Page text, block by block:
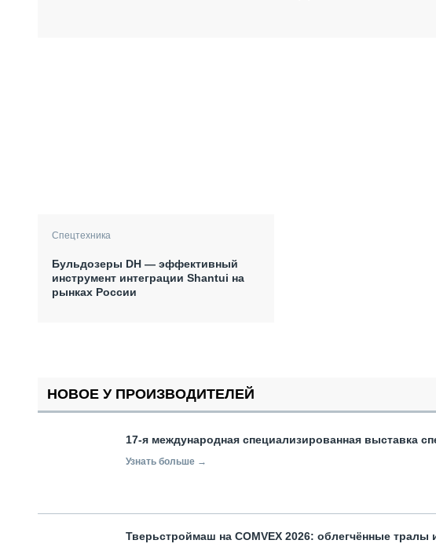
Спецтехника
Бульдозеры DH — эффективный
инструмент интеграции Shantui на
рынках России
НОВОЕ У ПРОИЗВОДИТЕЛЕЙ
17-я международная специализированная выставка
Узнать больше →
Тверьстроймаш на COMVEX 2026: облегчённые